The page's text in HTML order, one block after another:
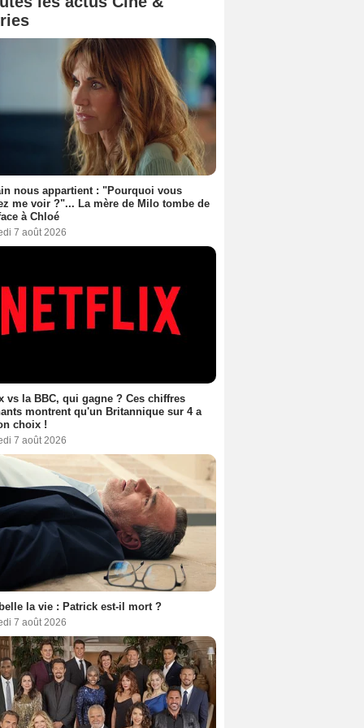
nous appartient : "Pourquoi vous
me voir ?"... La mère de Milo tombe de
à Chloé
7 août 2026
vs la BBC, qui gagne ? Ces chiffres
montrent qu'un Britannique sur 4 a
choix !
7 août 2026
la vie : Patrick est-il mort ?
7 août 2026